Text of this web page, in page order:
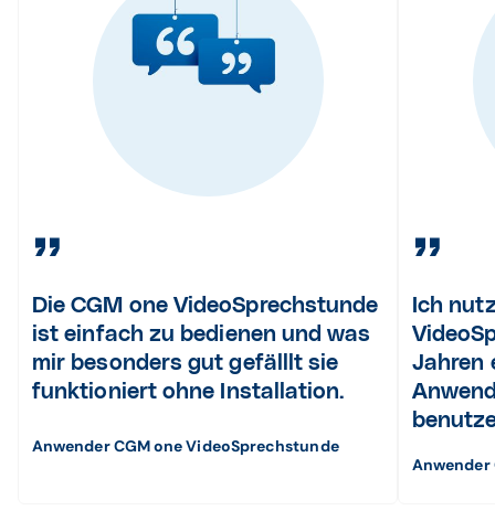
Die CGM one VideoSprechstunde
ist einfach zu bedienen und was
mir besonders gut gefälllt sie
funktioniert ohne Installation.
Anwender CGM one VideoSprechstunde
Ich
Jahren
Anwender